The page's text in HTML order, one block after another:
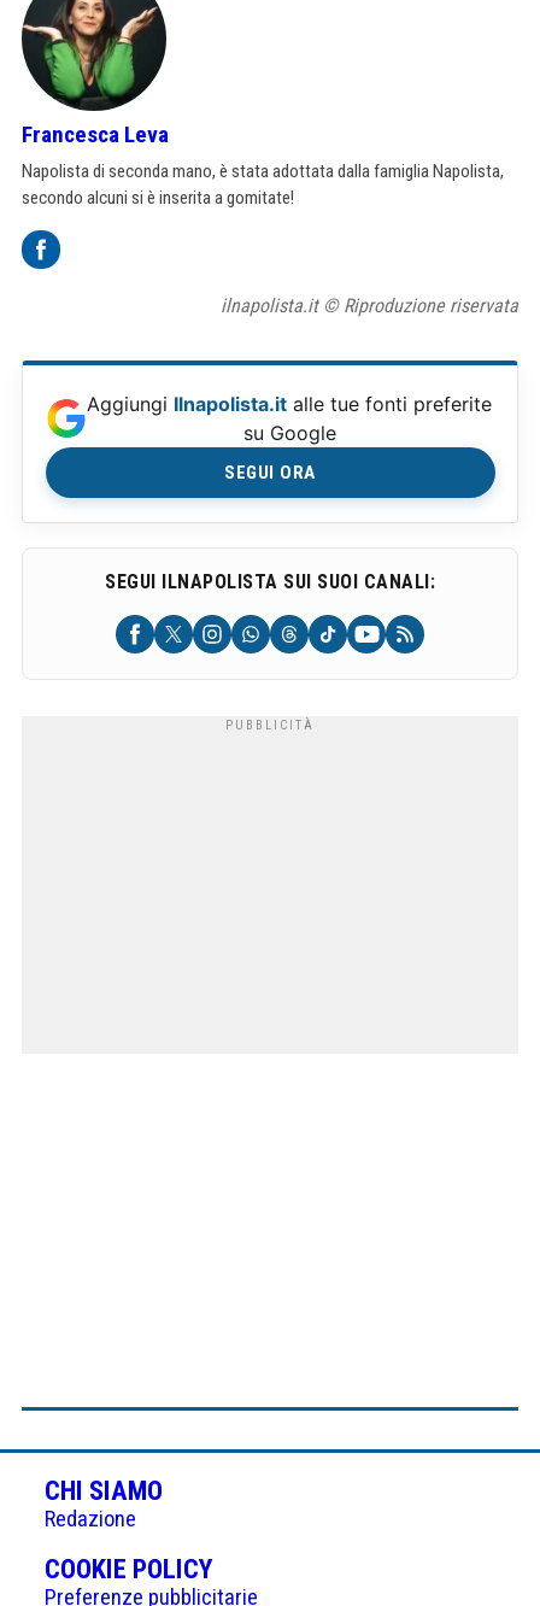
Francesca Leva
Napolista di seconda mano, è stata adottata dalla famiglia Napolista,
secondo alcuni si è inserita a gomitate!
ilnapolista.it © Riproduzione riservata
Aggiungi Ilnapolista.it alle tue fonti preferite
su Google
SEGUI ORA
SEGUI ILNAPOLISTA SUI SUOI CANALI:
CHI SIAMO
Redazione
COOKIE POLICY(APRE
IN
Preferenze pubblicitarie